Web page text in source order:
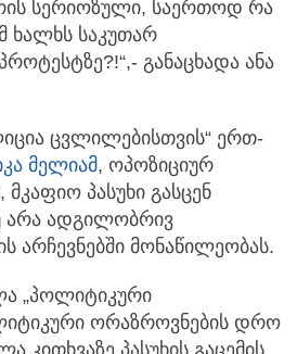
ხალხს საკუთარ
განაცხადა ანა
მელიამ, ოპოზიციურ
პასუხი გასცენ
არა ადგილობრივ
მონაწილეობას.
ორაზროვნების დრო
პასუხის გაცემის